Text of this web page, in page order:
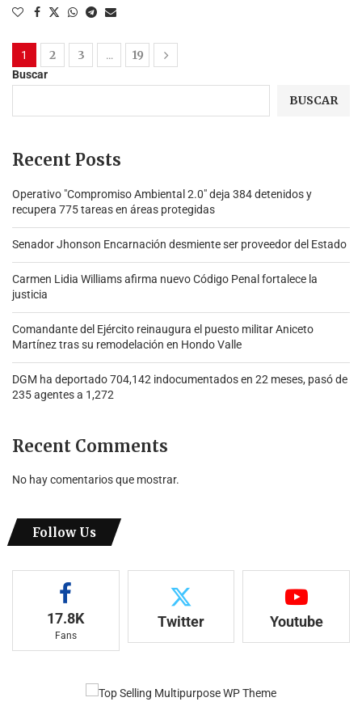
1 2 3 … 19
Buscar
BUSCAR
Recent Posts
Operativo "Compromiso Ambiental 2.0″ deja 384 detenidos y
recupera 775 tareas en áreas protegidas
Senador Jhonson Encarnación desmiente ser proveedor del Estado
Carmen Lidia Williams afirma nuevo Código Penal fortalece la
justicia
Comandante del Ejército reinaugura el puesto militar Aniceto
Martínez tras su remodelación en Hondo Valle
DGM ha deportado 704,142 indocumentados en 22 meses, pasó de
235 agentes a 1,272
Recent Comments
No hay comentarios que mostrar.
Follow Us
17.8K
Fans
Twitter Youtube